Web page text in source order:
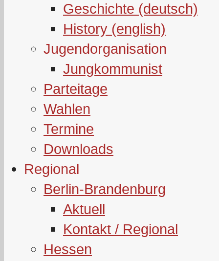
Geschichte (deutsch)
History (english)
Jugendorganisation
Jungkommunist
Parteitage
Wahlen
Termine
Downloads
Regional
Berlin-Brandenburg
Aktuell
Kontakt / Regional
Hessen